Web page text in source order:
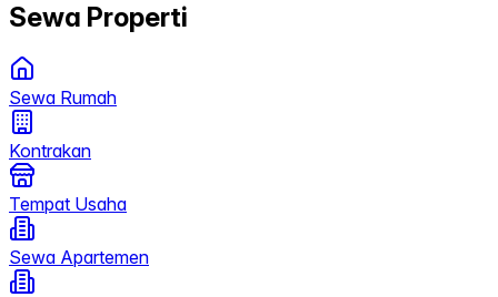
Sewa Properti
Sewa Rumah
Kontrakan
Tempat Usaha
Sewa Apartemen